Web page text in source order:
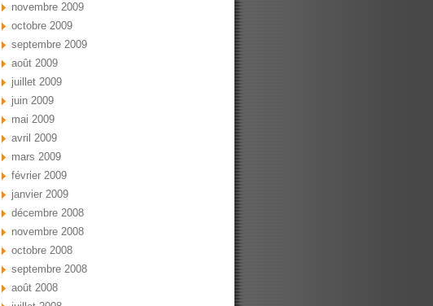
novembre 2009
octobre 2009
septembre 2009
août 2009
juillet 2009
juin 2009
mai 2009
avril 2009
mars 2009
février 2009
janvier 2009
décembre 2008
novembre 2008
octobre 2008
septembre 2008
août 2008